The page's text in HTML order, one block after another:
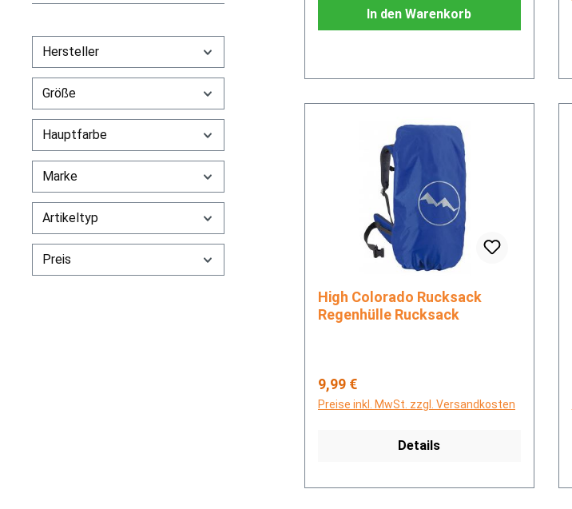
Hersteller
Größe
Hauptfarbe
Marke
Artikeltyp
Preis
In den Warenkorb
High Colorado Rucksack
Regenhülle Rucksack
Regulärer Preis:
9,99 €
Preise inkl. MwSt. zzgl. Versandkosten
Details